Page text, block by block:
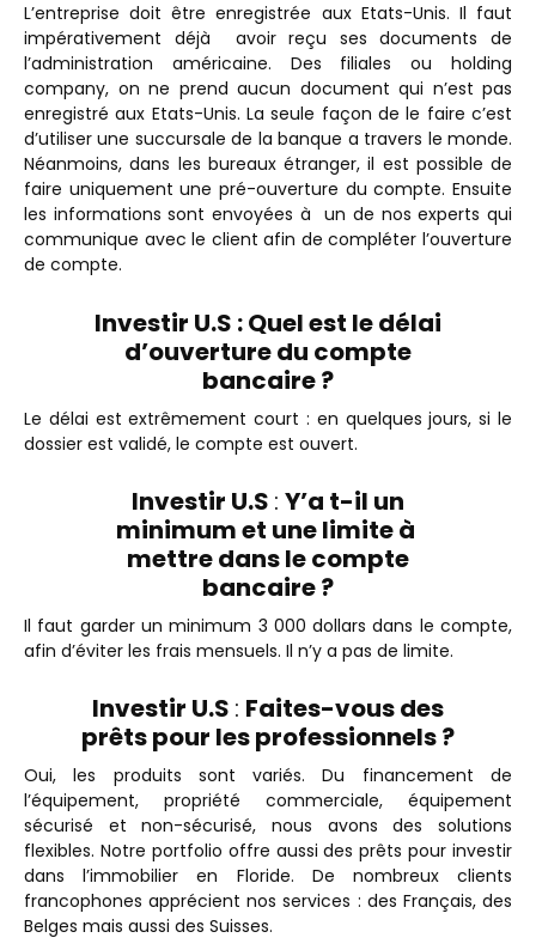
L’entreprise doit être enregistrée aux Etats-Unis. Il faut
impérativement déjà avoir reçu ses documents de
l’administration américaine. Des filiales ou holding
company, on ne prend aucun document qui n’est pas
enregistré aux Etats-Unis. La seule façon de le faire c’est
d’utiliser une succursale de la banque a travers le monde.
Néanmoins, dans les bureaux étranger, il est possible de
faire uniquement une pré-ouverture du compte. Ensuite
les informations sont envoyées à un de nos experts qui
communique avec le client afin de compléter l’ouverture
de compte.
Investir U.S : Quel est le délai
d’ouverture du compte
bancaire ?
Le délai est extrêmement court : en quelques jours, si le
dossier est validé, le compte est ouvert.
Investir U.S : Y’a t-il un
minimum et une limite à
mettre dans le compte
bancaire ?
Il faut garder un minimum 3 000 dollars dans le compte,
afin d’éviter les frais mensuels. Il n’y a pas de limite.
Investir U.S : Faites-vous des
prêts pour les professionnels ?
Oui, les produits sont variés. Du financement de
l’équipement, propriété commerciale, équipement
sécurisé et non-sécurisé, nous avons des solutions
flexibles. Notre portfolio offre aussi des prêts pour investir
dans l’immobilier en Floride. De nombreux clients
francophones apprécient nos services : des Français, des
Belges mais aussi des Suisses.